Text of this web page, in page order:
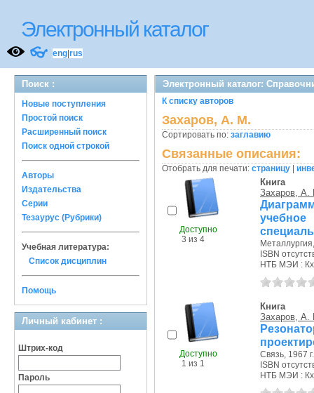
Электронный каталог
👓 eng rus
Поиск :
Новые поступления
Простой поиск
Расширенный поиск
Поиск одной строкой
Авторы
Издательства
Серии
Тезаурус (Рубрики)
Учебная литература:
Список дисциплин
Помощь
Личный кабинет :
Штрих-код
Пароль
Электронный каталог:
К списку авторов
Захаров, А. М.
Сортировать по: заглавию
Связанные описания:
Отобрать для печати: страницу
Доступно
3 из 4
Книга
Захаров, А.
ISBN
НТБ МЭИ :
Доступно
1 из 1
Книга
Захаров, А.
Связь, 1967 г.
ISBN
НТБ МЭИ : Кх